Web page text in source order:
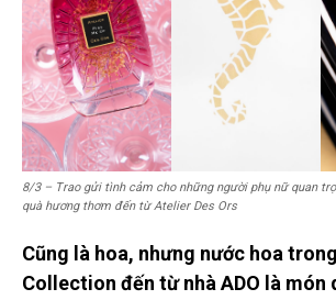
8/3 – Trao gửi tình cảm cho những người phụ nữ quan
quà hương thơm đến từ Atelier Des Ors
Cũng là hoa, nhưng nước hoa
Collection đến từ nhà ADO là món